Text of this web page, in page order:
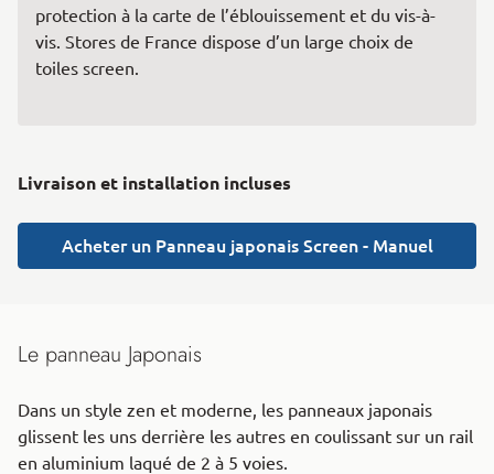
protection à la carte de l’éblouissement et du vis-à-
vis. Stores de France dispose d’un large choix de
toiles screen.
Livraison et installation incluses
Acheter un Panneau japonais Screen - Manuel
Le panneau Japonais
Dans un style zen et moderne, les panneaux japonais
glissent les uns derrière les autres en coulissant sur un rail
en aluminium laqué de 2 à 5 voies.